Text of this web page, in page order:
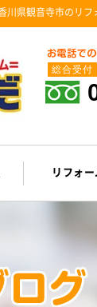
川県観音寺市のリ
総合受付
リフォ